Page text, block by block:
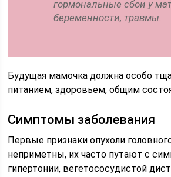
гормональные сбои у
беременности, травмы.
Будущая мамочка должна особо
питанием, здоровьем, общим
Симптомы заболевания
Первые признаки опухоли
неприметны, их часто путают с
гипертонии, вегетососудистой